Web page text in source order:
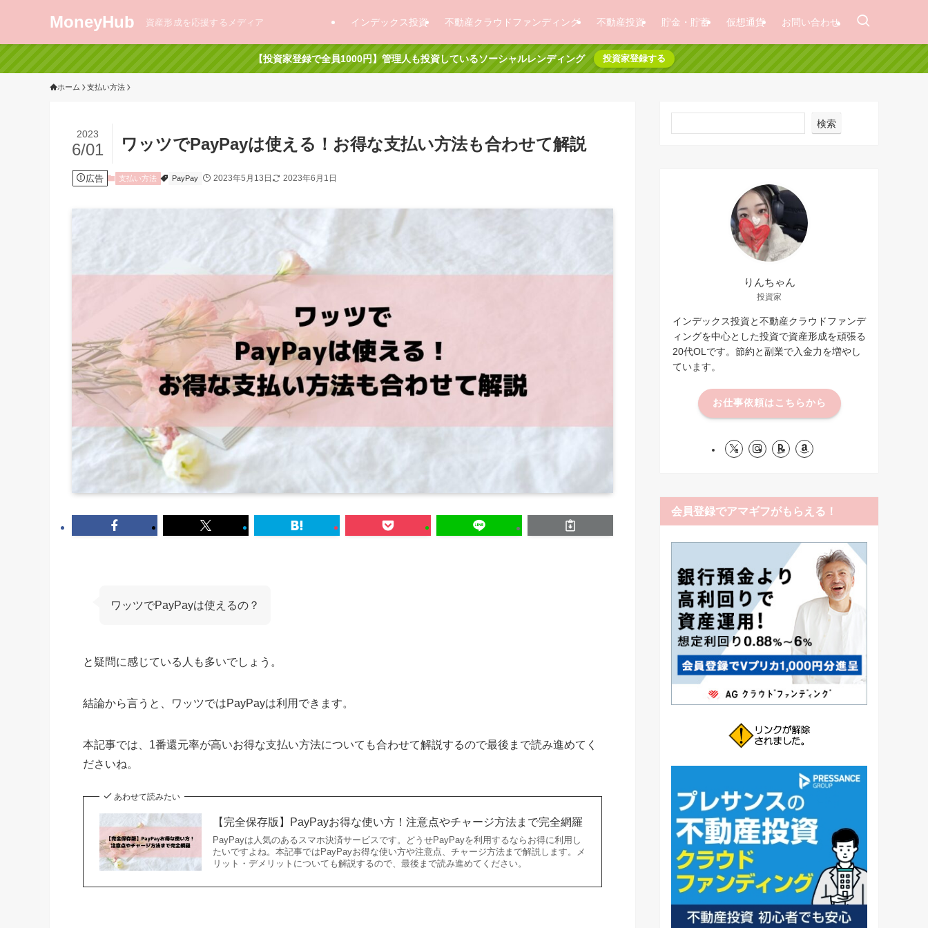
MoneyHub 資産形成を応援するメディア インデックス投資 不動産クラウドファンディング 不動産投資 貯金・貯蓄 仮想通貨 お問い合わせ
【投資家登録で全員1000円】管理人も投資しているソーシャルレンディング 投資家登録する
ホーム 支払い方法
ワッツでPayPayは使える！お得な支払い方法も合わせて解説
2023
6/01
広告 支払い方法 PayPay 2023年5月13日 2023年6月1日
ワッツでPayPayは使えるの？
と疑問に感じている人も多いでしょう。
結論から言うと、ワッツではPayPayは利用できます。
本記事では、1番還元率が高いお得な支払い方法についても合わせて解説するので最後まで読み進めてく
ださいね。
あわせて読みたい
【完全保存版】PayPayお得な使い方！注意点やチャージ方法まで完全網羅
PayPayは人気のあるスマホ決済サービスです。どうせPayPayを利用するならお得に利用し
たいですよね。本記事ではPayPayお得な使い方や注意点、チャージ方法まで解説します。メ
リット・デメリットについても解説するので、最後まで読み進めてください。
検索
りんちゃん
投資家
インデックス投資と不動産クラウドファンデ
ィングを中心とした投資で資産形成を頑張る
20代OLです。節約と副業で入金力を増やし
ています。
お仕事依頼はこちらから
会員登録でアマギフがもらえる！